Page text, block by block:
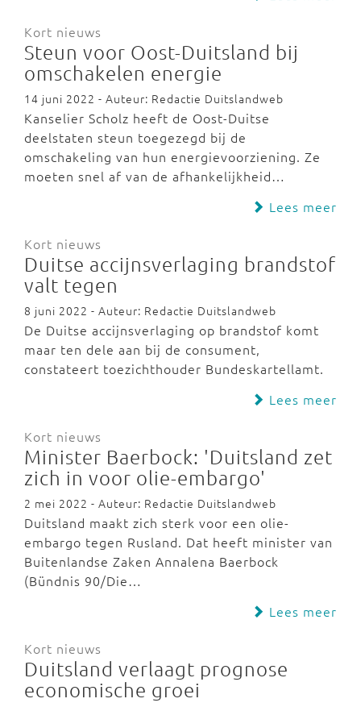
Kort nieuws
Steun voor Oost-Duitsland bij
omschakelen energie
14 juni 2022 - Auteur: Redactie Duitslandweb
Kanselier Scholz heeft de Oost-Duitse
deelstaten steun toegezegd bij de
omschakeling van hun energievoorziening. Ze
moeten snel af van de afhankelijkheid…
Lees meer
Kort nieuws
Duitse accijnsverlaging brandstof
valt tegen
8 juni 2022 - Auteur: Redactie Duitslandweb
De Duitse accijnsverlaging op brandstof komt
maar ten dele aan bij de consument,
constateert toezichthouder Bundeskartellamt.
Lees meer
Kort nieuws
Minister Baerbock: 'Duitsland zet
zich in voor olie-embargo'
2 mei 2022 - Auteur: Redactie Duitslandweb
Duitsland maakt zich sterk voor een olie-
embargo tegen Rusland. Dat heeft minister van
Buitenlandse Zaken Annalena Baerbock
(Bündnis 90/Die…
Lees meer
Kort nieuws
Duitsland verlaagt prognose
economische groei